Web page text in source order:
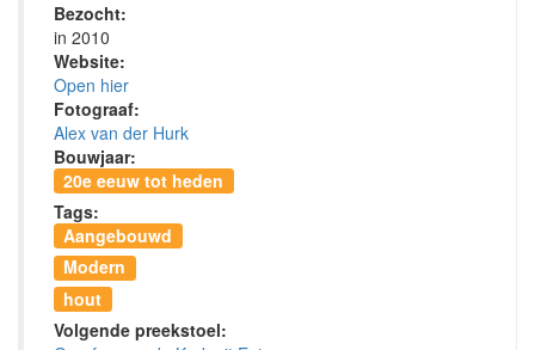
Bezocht:
in 2010
Website:
Open hier
Fotograaf:
Alex van der Hurk
Bouwjaar:
20e eeuw tot heden
Tags:
Aangebouwd
Modern
hout
Volgende preekstoel: